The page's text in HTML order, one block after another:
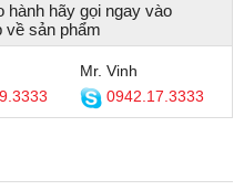
hành hãy gọi ngay vào
sản phẩm
Mr. Vinh
0942.17.3333